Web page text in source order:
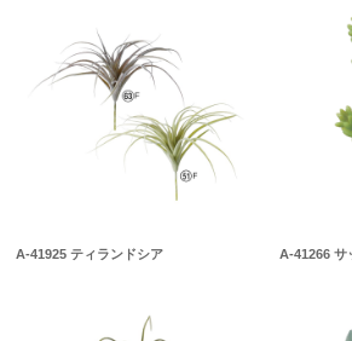
A-41925 ティランドシア A-41266 サ